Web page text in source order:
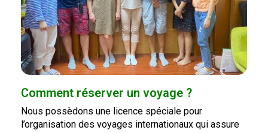
Comment réserver un voyage ?
Nous possèdons une licence spéciale pour
l’organisation des voyages internationaux qui assure